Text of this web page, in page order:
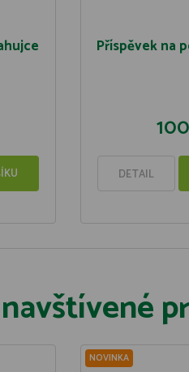
Příspěvek na
DETAIL
NOVINKA